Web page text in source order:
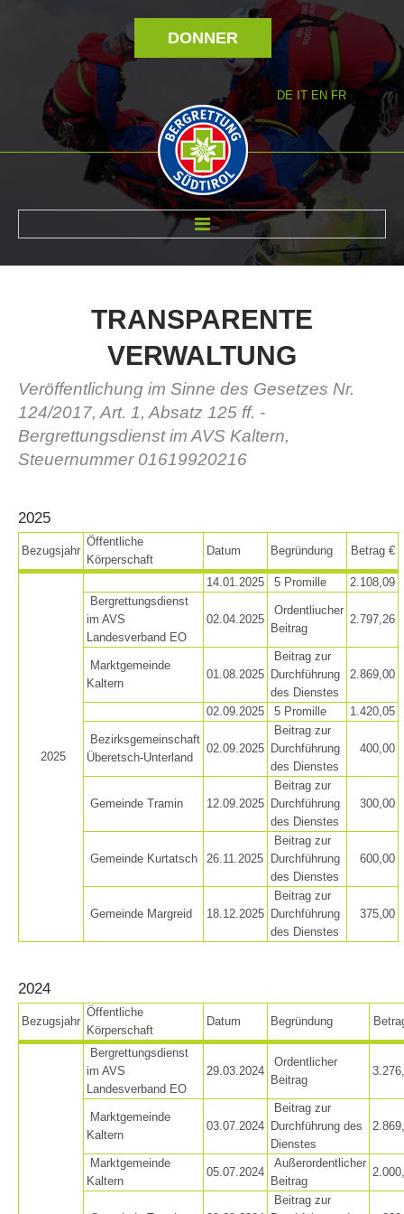
DONNER
DE IT EN FR
Histoire de l'association
Centres de secours
TRANSPARENTE
VERWALTUNG
Veröffentlichung im Sinne des Gesetzes Nr.
124/2017, Art. 1, Absatz 125 ff. -
Bergrettungsdienst im AVS Kaltern,
Steuernummer 01619920216
2025
Bezugsjahr
Öffentliche
Körperschaft
Datum Begründung Betrag €
2025
14.01.2025 5 Promille
2.108,09
Bergrettungsdienst
im AVS
Landesverband EO
02.04.2025
Ordentliucher
Beitrag
2.797,26
Marktgemeinde
Kaltern
01.08.2025
Beitrag zur
Durchführung
des Dienstes
2.869,00
02.09.2025 5 Promille 1.420,05
Bezirksgemeinschaft
Überetsch-Unterland
02.09.2025
Beitrag zur
Durchführung
des Dienstes
400,00
Gemeinde Tramin 12.09.2025
Beitrag zur
Durchführung
des Dienstes
300,00
Gemeinde Kurtatsch 26.11.2025
Beitrag zur
Durchführung
des Dienstes
600,00
Gemeinde Margreid 18.12.2025
Beitrag zur
Durchführung
des Dienstes
375,00
2024
Bezugsjahr
Öffentliche
Körperschaft
Datum Begründung
Bergrettungsdienst
im AVS
Landesverband EO
29.03.2024
Ordentlicher
Beitrag
Marktgemeinde
Kaltern
03.07.2024
Beitrag zur
Durchführung des
Dienstes
Marktgemeinde
Kaltern
05.07.2024
Außerordentlicher
Beitrag
Beitrag zur